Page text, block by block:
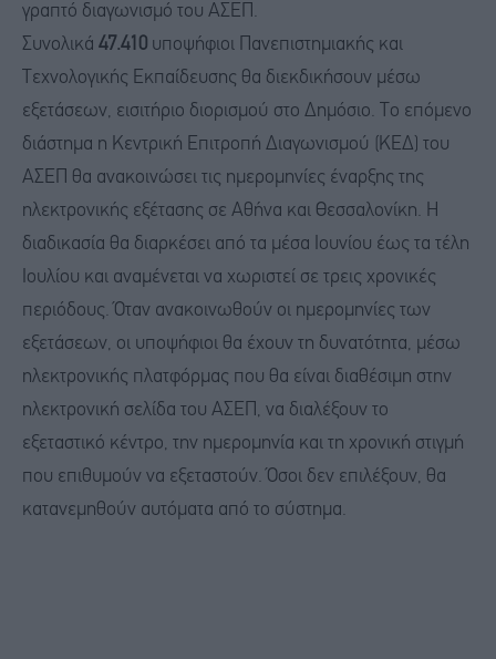
γραπτό διαγωνισμό του ΑΣΕΠ.
Συνολικά 47.410 υποψήφιοι Πανεπιστημιακής και
Τεχνολογικής Εκπαίδευσης θα διεκδικήσουν μέσω
εξετάσεων, εισιτήριο διορισμού στο Δημόσιο. Το επόμενο
διάστημα η Κεντρική Επιτροπή Διαγωνισμού (ΚΕΔ) του
ΑΣΕΠ θα ανακοινώσει τις ημερομηνίες έναρξης της
ηλεκτρονικής εξέτασης σε Αθήνα και Θεσσαλονίκη. Η
διαδικασία θα διαρκέσει από τα μέσα Ιουνίου έως τα τέλη
Ιουλίου και αναμένεται να χωριστεί σε τρεις χρονικές
περιόδους. Όταν ανακοινωθούν οι ημερομηνίες των
εξετάσεων, οι υποψήφιοι θα έχουν τη δυνατότητα, μέσω
ηλεκτρονικής πλατφόρμας που θα είναι διαθέσιμη στην
ηλεκτρονική σελίδα του ΑΣΕΠ, να διαλέξουν το
εξεταστικό κέντρο, την ημερομηνία και τη χρονική στιγμή
που επιθυμούν να εξεταστούν. Όσοι δεν επιλέξουν, θα
κατανεμηθούν αυτόματα από το σύστημα.